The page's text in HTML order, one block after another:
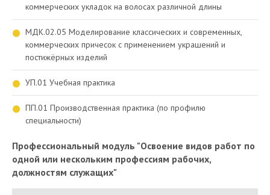
коммерческих укладок на волосах различной длины
МДК.02.05 Моделирование классических и современных,
коммерческих причесок с применением украшений и
постижёрных изделий
УП.01 Учебная практика
ПП.01 Производственная практика (по профилю
специальности)
Профессиональный модуль "Освоение видов работ по
одной или нескольким профессиям рабочих,
должностям служащих"